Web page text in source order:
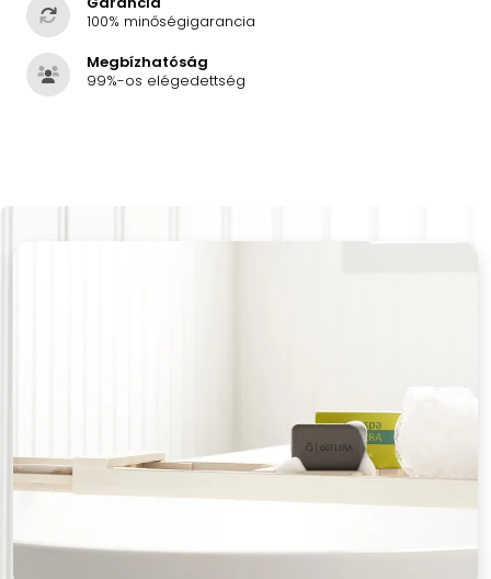
100% minőségigarancia
Megbízhatóság
99%-os elégedettség